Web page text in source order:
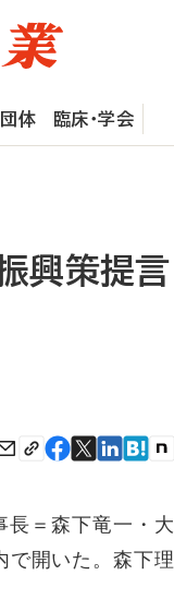
団体 臨床・学会
興策提言
＝森下竜一・大
で開いた。森下理